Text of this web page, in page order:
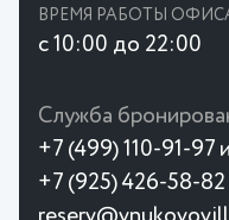
ВРЕМЯ РАБОТЫ
с 10:00 до 22:00
Служба
+7 (499) 110-91-97
+7 (925) 426-58-